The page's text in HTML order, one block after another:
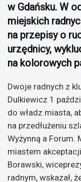
w Gdańsku. W
miejskich
na przepisy o
urzędnicy,
na kolorowych
Dwoje radnych z
Dulkiewicz 1
do władz miasta,
na przedłużeniu
Wyżynną a Forum.
miastem
Borawski,
radnym, wskazał,